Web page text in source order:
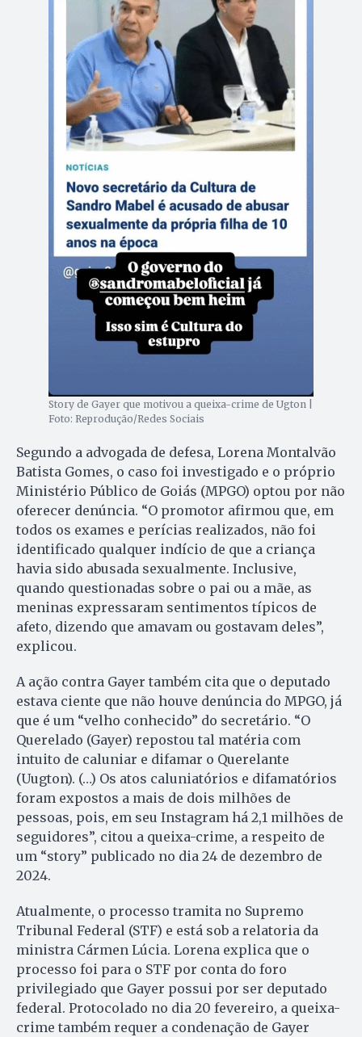
Story de Gayer que motivou a queixa-crime de Ugton |
Foto: Reprodução/Redes Sociais
Segundo a advogada de defesa, Lorena Montalvão
Batista Gomes, o caso foi investigado e o próprio
Ministério Público de Goiás (MPGO) optou por não
oferecer denúncia. “O promotor afirmou que, em
todos os exames e perícias realizados, não foi
identificado qualquer indício de que a criança
havia sido abusada sexualmente. Inclusive,
quando questionadas sobre o pai ou a mãe, as
meninas expressaram sentimentos típicos de
afeto, dizendo que amavam ou gostavam deles”,
explicou.
A ação contra Gayer também cita que o deputado
estava ciente que não houve denúncia do MPGO, já
que é um “velho conhecido” do secretário. “O
Querelado (Gayer) repostou tal matéria com
intuito de caluniar e difamar o Querelante
(Uugton). (…) Os atos caluniatórios e difamatórios
foram expostos a mais de dois milhões de
pessoas, pois, em seu Instagram há 2,1 milhões de
seguidores”, citou a queixa-crime, a respeito de
um “story” publicado no dia 24 de dezembro de
2024.
Atualmente, o processo tramita no Supremo
Tribunal Federal (STF) e está sob a relatoria da
ministra Cármen Lúcia. Lorena explica que o
processo foi para o STF por conta do foro
privilegiado que Gayer possui por ser deputado
federal. Protocolado no dia 20 fevereiro, a queixa-
crime também requer a condenação de Gayer